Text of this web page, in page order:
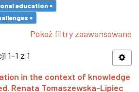
education ×
×
Pokaż filtry zaawansowane
1-1 z 1
in the context of knowledge
Renata Tomaszewska-Lipiec